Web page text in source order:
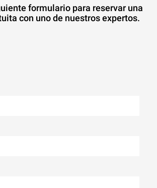
formulario para reservar una
con uno de nuestros expertos.